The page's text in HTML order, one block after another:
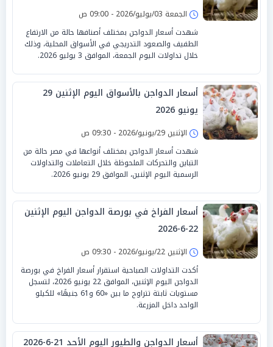
الجمعة 03/يوليو/2026 - 09:00 ص
شهدت أسعار الدواجن بمختلف أصنافها حالة من الارتفاع
الطفيف والصعود التدريجي في الأسواق المحلية، وذلك
خلال تداولات اليوم الجمعة، الموافق 3 يوليو 2026.
أسعار الدواجن بالأسواق اليوم الإثنين 29
يونيو 2026
الإثنين 29/يونيو/2026 - 09:30 ص
شهدت أسعار الدواجن بمختلف أنواعها في مصر حالة من
التباين والتحركات الملحوظة خلال التعاملات والتداولات
الرسمية اليوم الإثنين، الموافق 29 يونيو 2026.
أسعار الفراخ في بورصة الدواجن اليوم الإثنين
22-6-2026
الإثنين 22/يونيو/2026 - 09:30 ص
أكدت التداولات الصباحية استقرار أسعار الفراخ في بورصة
الدواجن اليوم الإثنين، الموافق 22 يونيو 2026، لتسجل
مستويات ثابتة تتراوح ما بين «60 و61 جنيهًا» للكيلو
الواحد داخل المزرعة.
أسعار الدواجن والطيور اليوم الأحد 21-6-2026